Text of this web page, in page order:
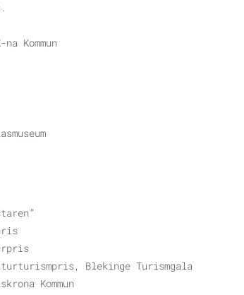
Kommun
Blekinge Turismgala
Kommun